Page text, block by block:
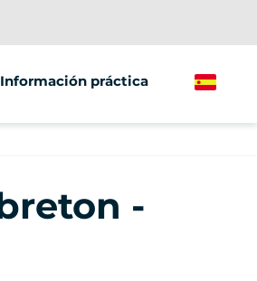
Información práctica Spanish
-